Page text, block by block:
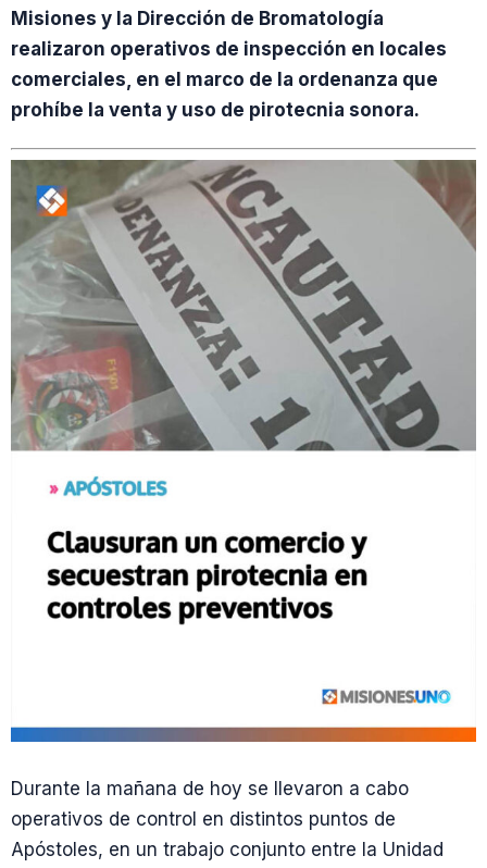
Misiones y la Dirección de Bromatología
realizaron operativos de inspección en locales
comerciales, en el marco de la ordenanza que
prohíbe la venta y uso de pirotecnia sonora.
Durante la mañana de hoy se llevaron a cabo
operativos de control en distintos puntos de
Apóstoles, en un trabajo conjunto entre la Unidad